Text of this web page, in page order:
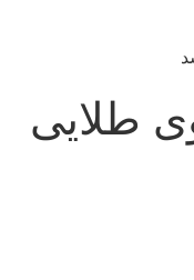
طلایی